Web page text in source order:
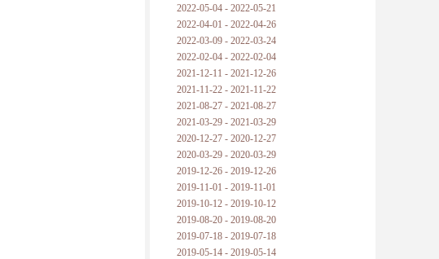
2022-05-04 - 2022-05-21
2022-04-01 - 2022-04-26
2022-03-09 - 2022-03-24
2022-02-04 - 2022-02-04
2021-12-11 - 2021-12-26
2021-11-22 - 2021-11-22
2021-08-27 - 2021-08-27
2021-03-29 - 2021-03-29
2020-12-27 - 2020-12-27
2020-03-29 - 2020-03-29
2019-12-26 - 2019-12-26
2019-11-01 - 2019-11-01
2019-10-12 - 2019-10-12
2019-08-20 - 2019-08-20
2019-07-18 - 2019-07-18
2019-05-14 - 2019-05-14